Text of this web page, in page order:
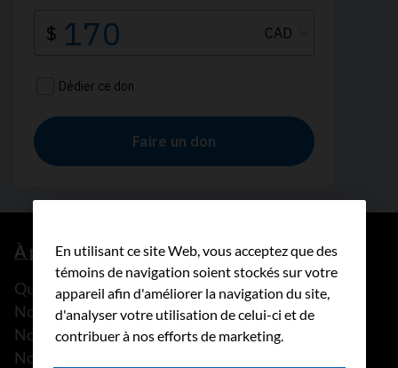
À propos de nous
Que faisons-nous?
Notre histoire
Nos histoires
Notre équipe
En utilisant ce site Web, vous acceptez que des
témoins de navigation soient stockés sur votre
appareil afin d'améliorer la navigation du site,
d'analyser votre utilisation de celui-ci et de
contribuer à nos efforts de marketing.